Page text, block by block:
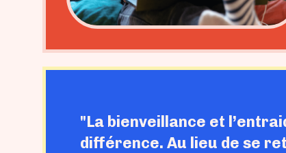
"La bienveillance et
différence. Au lieu de se